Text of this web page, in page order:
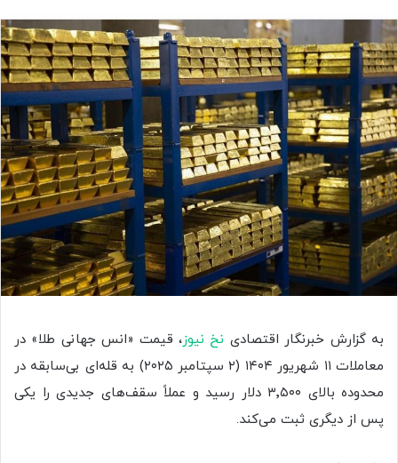
به گزارش خبرنگار اقتصادی نخ نیوز، قیمت «انس جهانی طلا» در
معاملات ۱۱ شهریور ۱۴۰۴ (۲ سپتامبر ۲۰۲۵) به قله‌ای بی‌سابقه در
محدوده بالای ۳٬۵۰۰ دلار رسید و عملاً سقف‌های جدیدی را یکی
پس از دیگری ثبت می‌کند.